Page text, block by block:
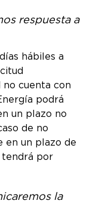
respuesta a
hábiles a
no cuenta con
podrá
un plazo no
de no
en un plazo de
tendrá por
la